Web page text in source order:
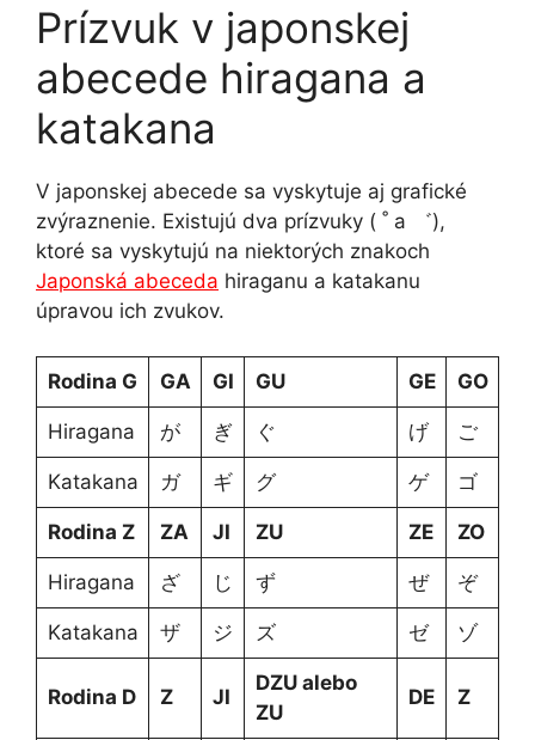
Prízvuk v japonskej
abecede hiragana a
katakana
V japonskej abecede sa vyskytuje aj grafické
zvýraznenie. Existujú dva prízvuky ( ˚ a ゛),
ktoré sa vyskytujú na niektorých znakoch
Japonská abeceda hiraganu a katakanu
úpravou ich zvukov.
Rodina G GA GI GU GE GO
Hiragana が ぎ ぐ げ ご
Katakana ガ ギ グ ゲ ゴ
Rodina Z ZA JI ZU ZE ZO
Hiragana ざ じ ず ぜ ぞ
Katakana ザ ジ ズ ゼ ゾ
Rodina D Z JI
DZU alebo
ZU
DE Z